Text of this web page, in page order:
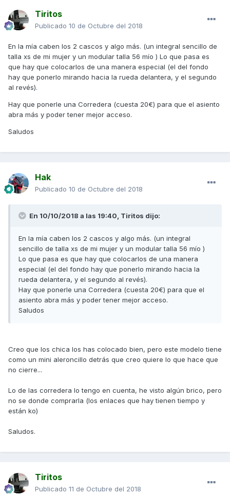
Tiritos
Publicado 10 de Octubre del 2018
En la mía caben los 2 cascos y algo más. (un integral sencillo de
talla xs de mi mujer y un modular talla 56 mío ) Lo que pasa es
que hay que colocarlos de una manera especial (el del fondo
hay que ponerlo mirando hacia la rueda delantera, y el segundo
al revés).
Hay que ponerle una Corredera (cuesta 20€) para que el asiento
abra más y poder tener mejor acceso.
Saludos
Hak
Publicado 10 de Octubre del 2018
En 10/10/2018 a las 19:40, Tiritos dijo:
En la mía caben los 2 cascos y algo más. (un integral
sencillo de talla xs de mi mujer y un modular talla 56 mío )
Lo que pasa es que hay que colocarlos de una manera
especial (el del fondo hay que ponerlo mirando hacia la
rueda delantera, y el segundo al revés).
Hay que ponerle una Corredera (cuesta 20€) para que el
asiento abra más y poder tener mejor acceso.
Saludos
Creo que los chica los has colocado bien, pero este modelo tiene
como un mini aleroncillo detrás que creo quiere lo que hace que
no cierre...
Lo de las corredera lo tengo en cuenta, he visto algún brico, pero
no se donde comprarla (los enlaces que hay tienen tiempo y
están ko)
Saludos.
Tiritos
Publicado 11 de Octubre del 2018